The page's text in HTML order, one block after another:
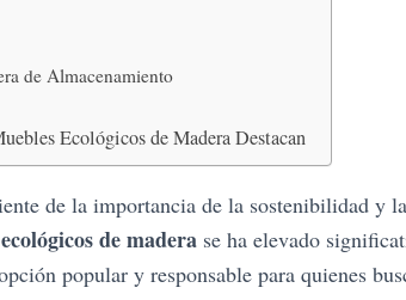
de Almacenamiento
Ecológicos de Madera Destacan
de la importancia de la sostenibilidad y
de madera se ha elevado
popular y responsable para quienes